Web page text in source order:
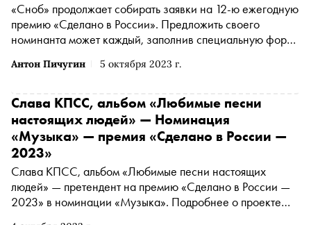
Антон Пичугин 5 октября 2023 г.
«Сноб» продолжает собирать заявки на 12-ю ежегодную
премию «Сделано в России». Предложить своего
номинанта может каждый, заполнив специальную форму
номинантах за прошедшую неделю
Слава КПСС, альбом «Любимые песни
настоящих людей» — Номинация
«Музыка» — премия «Сделано в России —
2023»
Слава КПСС, альбом «Любимые песни настоящих
людей» — претендент на премию «Сделано в России —
2023» в номинации «Музыка». Подробнее о проекте